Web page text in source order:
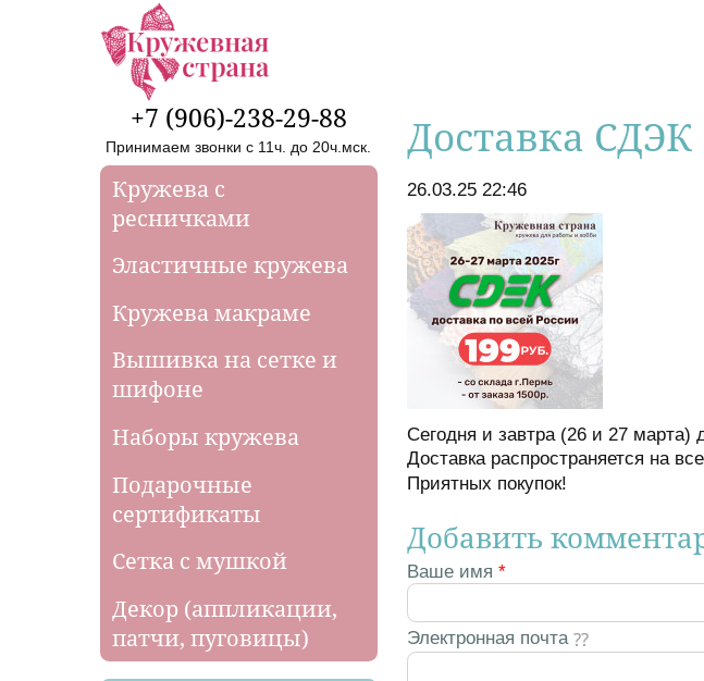
Перейти к основному содержанию
Доставка СДЭК
Создано
26.03.25 22:46
Сегодня и завтра (26 и 27
Доставка распространяется на
Приятных покупок!
Добавить
Ваше имя*
Электронная почта
+7 (906)-238-29-88
Принимаем звонки с 11ч. до 20ч.мск.
Кружева с
ресничками
Эластичные кружева
Кружева макраме
Вышивка на сетке и
шифоне
Наборы кружева
Подарочные
сертификаты
Сетка с мушкой
Декор (аппликации,
патчи, пуговицы)